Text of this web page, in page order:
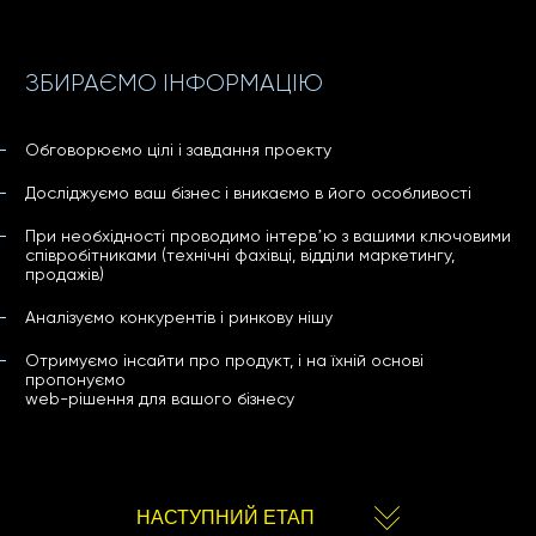
ЗБИРАЄМО ІНФОРМАЦІЮ
Обговорюємо цілі і завдання проекту
Досліджуємо ваш бізнес і вникаємо в його особливості
При необхідності проводимо інтервʼю з вашими ключовими
співробітниками (технічні фахівці, відділи маркетингу,
продажів)
Аналізуємо конкурентів і ринкову нішу
Отримуємо інсайти про продукт, і на їхній основі
пропонуємо
web-рішення для вашого бізнесу
РОЗРОБЛЯЄМО СТРАТЕГІЮ І ПРОТОТИП
НАСТУПНИЙ ЕТАП